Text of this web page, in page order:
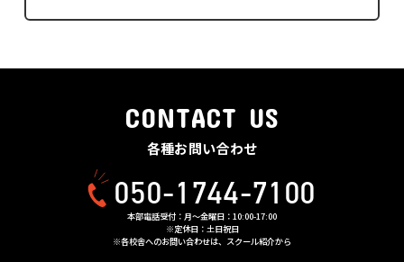
CONTACT US
各種お問い合わせ
050-1744-7100
本部電話受付：月〜金曜日：10:00-17:00
※定休日：土日祝日
※各校舎へのお問い合わせは、スクール紹介から